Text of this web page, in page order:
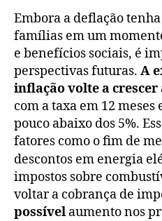
Embora a deflação
famílias em um
e benefícios sociais, é
perspectivas futuras. A
inflação volte a
com a taxa em 12
pouco abaixo dos 5%.
fatores como o fim de
descontos em energia
impostos sobre
voltar a cobrança de
possível aumento nos